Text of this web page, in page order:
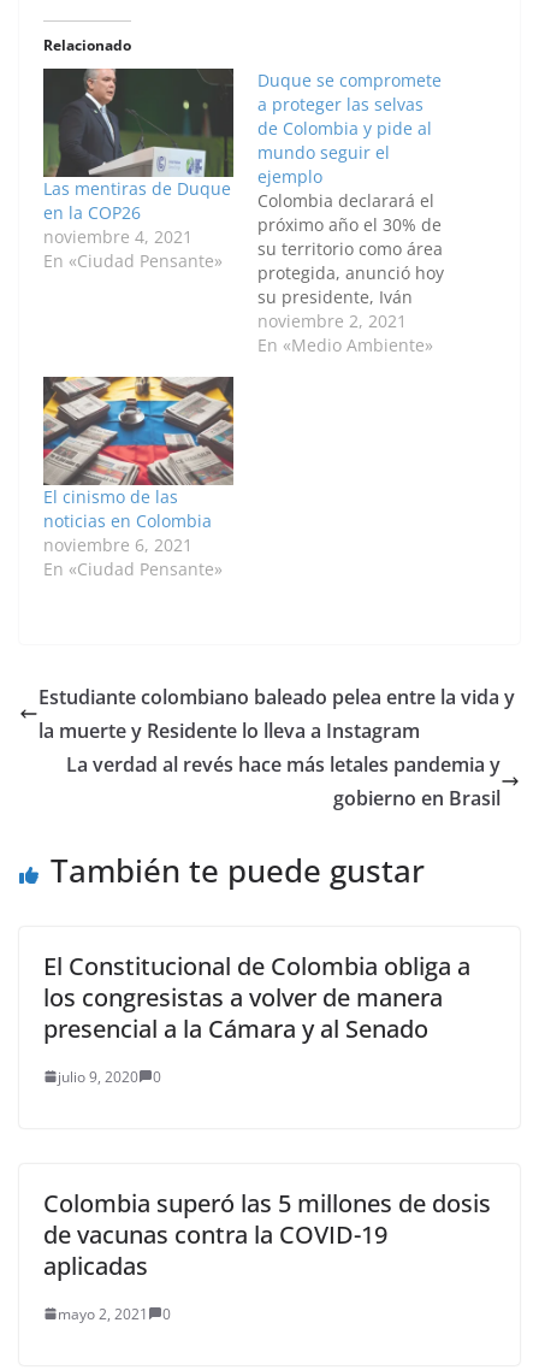
Relacionado
Las mentiras de Duque
en la COP26
noviembre 4, 2021
En «Ciudad Pensante»
Duque se compromete
a proteger las selvas
de Colombia y pide al
mundo seguir el
ejemplo
Colombia declarará el
próximo año el 30% de
su territorio como área
protegida, anunció hoy
su presidente, Iván
Duque, durante la
cumbre de la COP26,
noviembre 2, 2021
En «Medio Ambiente»
El cinismo de las
noticias en Colombia
noviembre 6, 2021
En «Ciudad Pensante»
Estudiante colombiano baleado pelea entre la vida y
la muerte y Residente lo lleva a Instagram
La verdad al revés hace más letales pandemia y
gobierno en Brasil
También te puede gustar
El Constitucional de Colombia obliga a
los congresistas a volver de manera
presencial a la Cámara y al Senado
julio 9, 2020 0
Colombia superó las 5 millones de dosis
de vacunas contra la COVID-19
aplicadas
mayo 2, 2021 0